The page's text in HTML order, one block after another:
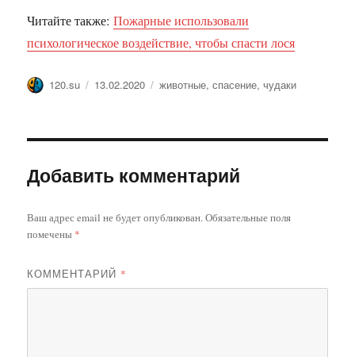
Читайте также:Пожарные использовали
психологическое воздействие, чтобы спасти лося
Автор
120.su Опубликовано
13.02.2020 Метки
животные,спасение,чудаки
Добавить комментарий
Ваш адрес email не будет опубликован.Обязательные поля
помечены *
КОММЕНТАРИЙ *